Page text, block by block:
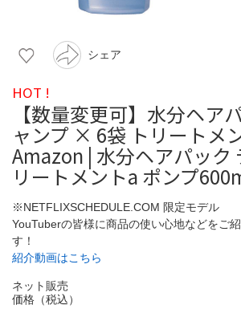
シェア
HOT !
【数量変更可】水分ヘア
ャンプ × 6袋 トリートメ
Amazon | 水分ヘアパック
リートメントa ポンプ
※NETFLIXSCHEDULE.COM 限定モデル
YouTuberの皆様に商品の使い心地などをご
す！
紹介動画はこちら
ネット販売
価格（税込）